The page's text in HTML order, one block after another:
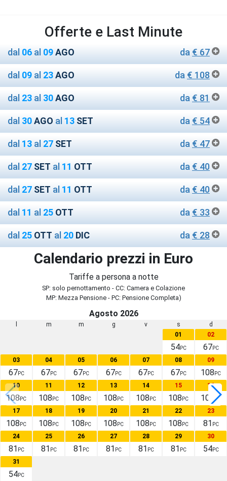
Offerte e Last Minute
dal 06 al 09AGO da € 67
dal 09 al 23AGO da € 108
dal 23 al 30AGO da € 81
dal 30AGO al 13 SET da € 54
dal 13 al 27 SET da € 47
dal 27 SET al 11 OTT da € 40
dal 27 SET al 11 OTT da € 40
dal 11 al 25 OTT da € 33
dal 25 OTT al 20 DIC da € 28
Calendario prezzi in Euro
Tariffe a persona a notte
SP: solo pernottamento - CC: Camera e Colazione
MP: Mezza Pensione - PC: Pensione Completa)
Agosto 2026
m m g v s
d
01
54PC
02
67 PC
03
67 PC
04
67 PC
05
67 PC
06
67 PC
07
67 PC
08
67 PC
09
108 PC
10
108 PC
11
108 PC
12
108 PC
13
108 PC
14
108 PC
15
108 PC
16
108PC
17
108 PC
18
108 PC
19
108 PC
20
108 PC
21
108 PC
22
108 PC
23
81 PC
24
81 PC
25
81 PC
26
81 PC
27
81 PC
28
81 PC
29
81 PC
30
54PC
31
54PC